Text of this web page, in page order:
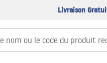
Livraison